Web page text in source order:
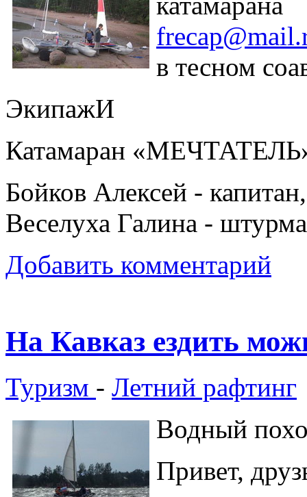
в тесном
ЭкипажИ
Катамаран
Бойков Алексей -
Веселуха Галина -
Добавить комментарий
На Кавказ ездить
Туризм - Летний рафтинг
Водный
Привет,